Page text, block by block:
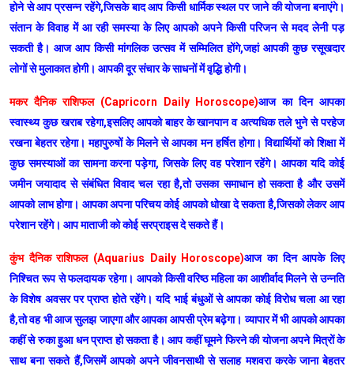
होने से आप प्रसन्न रहेंगे,जिसके बाद आप किसी धार्मिक स्थल पर जाने की योजना बनाएंगे।
संतान के विवाह में आ रही समस्या के लिए आपको अपने किसी परिजन से मदद लेनी पड़
सकती है। आज आप किसी मांगलिक उत्सव में सम्मिलित होंगे,जहां आपकी कुछ रसूखदार
लोगों से मुलाकात होगी। आपकी दूर संचार के साधनों में वृद्धि होगी।
मकर दैनिक राशिफल (Capricorn Daily Horoscope)आज का दिन आपका
स्वास्थ्य कुछ खराब रहेगा,इसलिए आपको बाहर के खानपान व अत्यधिक तले भुने से परहेज
रखना बेहतर रहेगा। महापुरुषों के मिलने से आपका मन हर्षित होगा। विद्यार्थियों को शिक्षा में
कुछ समस्याओं का सामना करना पड़ेगा, जिसके लिए वह परेशान रहेंगे। आपका यदि कोई
जमीन जयादाद से संबंधित विवाद चल रहा है,तो उसका समाधान हो सकता है और उसमें
आपको लाभ होगा। आपका अपना परिचय कोई आपको धोखा दे सकता है,जिसको लेकर आप
परेशान रहेंगे। आप माताजी को कोई सरप्राइस दे सकते हैं।
कुंभ दैनिक राशिफल (Aquarius Daily Horoscope)आज का दिन आपके लिए
निश्चित रूप से फलदायक रहेगा। आपको किसी वरिष्ठ महिला का आशीर्वाद मिलने से उन्नति
के विशेष अवसर पर प्राप्त होते रहेंगे। यदि भाई बंधुओं से आपका कोई विरोध चला आ रहा
है,तो वह भी आज सुलझ जाएगा और आपका आपसी प्रेम बढ़ेगा। व्यापार में भी आपको आपका
कहीं से रुका हुआ धन प्राप्त हो सकता है। आप कहीं घूमने फिरने की योजना अपने मित्रों के
साथ बना सकते हैं,जिसमें आपको अपने जीवनसाथी से सलाह मशवरा करके जाना बेहतर